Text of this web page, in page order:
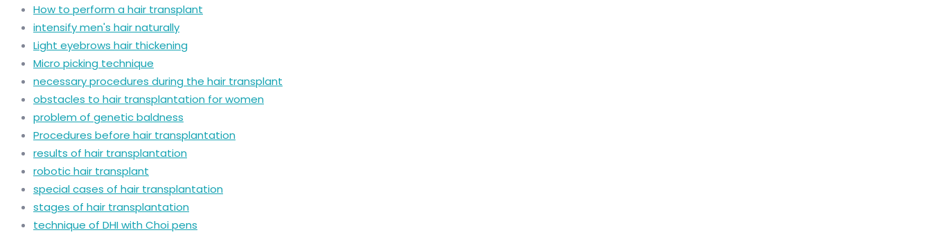
How to perform a hair transplant
intensify men's hair naturally
Light eyebrows hair thickening
Micro picking technique
necessary procedures during the hair transplant
obstacles to hair transplantation for women
problem of genetic baldness
Procedures before hair transplantation
results of hair transplantation
robotic hair transplant
special cases of hair transplantation
stages of hair transplantation
technique of DHI with Choi pens